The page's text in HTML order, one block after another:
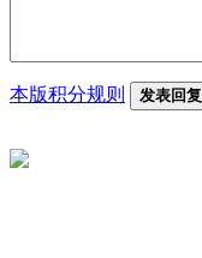
本版积分规则 发表回复